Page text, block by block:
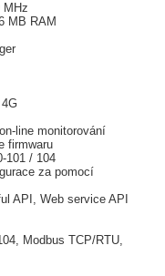
MHz
MB RAM
line monitorování
firmwaru
101 / 104
za pomocí
API, Web service API
Modbus TCP/RTU,